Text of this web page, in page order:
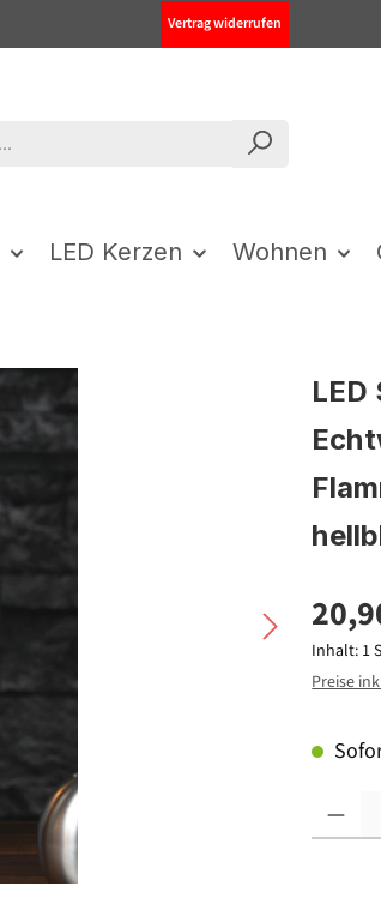
Vertrag widerrufen
LED Kerzen Wohnen
LED
Inhalt: 1
Preise